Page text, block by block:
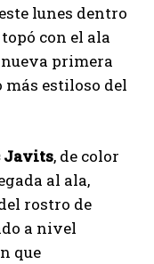
lunes dentro
con el ala
primera
más estiloso del
Javits, de color
al ala,
rostro de
a nivel
que